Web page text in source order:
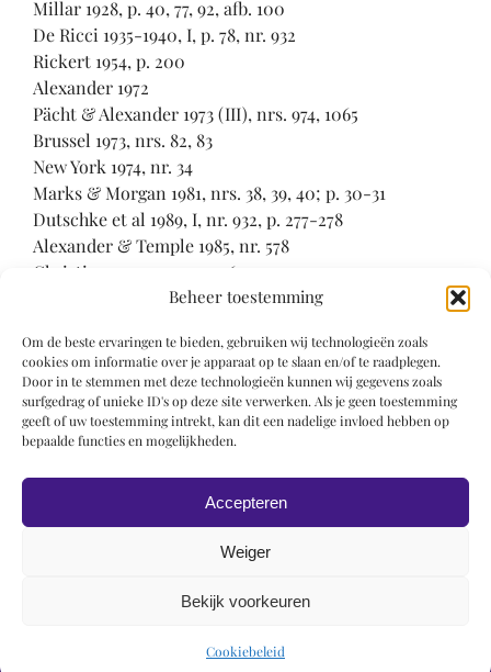
Beheer toestemming
Om de beste ervaringen te bieden, gebruiken wij technologieën zoals
cookies om informatie over je apparaat op te slaan en/of te raadplegen.
Door in te stemmen met deze technologieën kunnen wij gegevens zoals
surfgedrag of unieke ID's op deze site verwerken. Als je geen toestemming
geeft of uw toestemming intrekt, kan dit een nadelige invloed hebben op
bepaalde functies en mogelijkheden.
Accepteren
Weiger
Bekijk voorkeuren
Cookiebeleid
Millar 1928, p. 40, 77, 92, afb. 100
De Ricci 1935-1940, I, p. 78, nr. 932
Rickert 1954, p. 200
Alexander 1972
Pächt & Alexander 1973 (III), nrs. 974, 1065
Brussel 1973, nrs. 82, 83
New York 1974, nr. 34
Marks & Morgan 1981, nrs. 38, 39, 40; p. 30-31
Dutschke et al 1989, I, nr. 932, p. 277-278
Alexander & Temple 1985, nr. 578
Christianson 1990, p. 59, 60
Scott 1996, II, nrs. 37, 94, 95, 101; p. 264, 265, 267
Cambridge 2005, nrs. 126, 181
Bradley 1887-1889 –
Thieme-Becker 1907-1950
D’Ancona & Aeschlimann 1949 –
© 2019 Roel Wiechers | Powered by